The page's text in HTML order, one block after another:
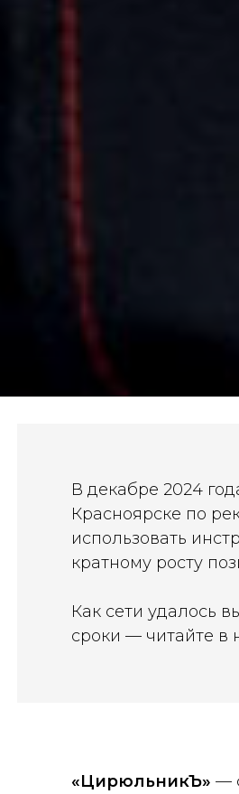
В декабре 2024
Красноярске по
использовать
кратному росту
Как сети удалось
сроки — читайте в
«ЦирюльникЪ» —